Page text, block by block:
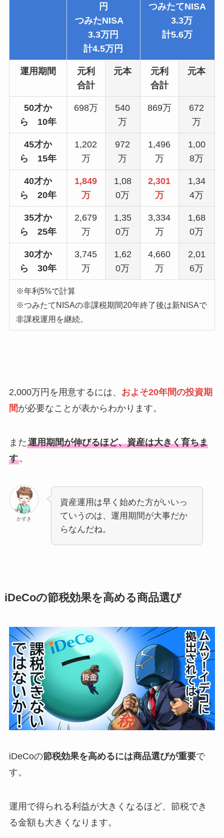
円
つみたNISA
3.3万円
計4.5万円
つみたてNISA
3.3万
計5.6万
運用期間
元利
合計
元本
元利
合計
元本
50才か
ら 10年
698万
540
万
869万
672
万
45才か
ら 15年
1,202
万
972
万
1,496
万
1,00
8万
40才か
ら 20年
1,849
万
1,08
0万
2,301
万
1,34
4万
35才か
ら 25年
2,679
万
1,35
0万
3,334
万
1,68
0万
30才か
ら 30年
3,745
万
1,62
0万
4,660
万
2,01
6万
※年利5%で計算
※つみたてNISAの非課税期間20年終了後は新NISAで
非課税運用を継続。
2,000万円を用意するには、 およそ20年間の投資期
間が必要なことが表からわかります。
また運用期間が伸びるほど、資産は大きく育ちま
す。
かずき
資産運用は早く始めた方がいいっ
ていうのは、運用期間が大事だか
らなんだね。
iDeCoの節税効果を高める商品選び
iDeCoの節税効果を高めるには商品選びが重要で
す。
運用で得られる利益が大きくなるほど、節税でき
る金額も大きくなります。